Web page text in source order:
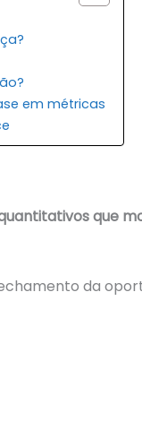
em métricas
que
da